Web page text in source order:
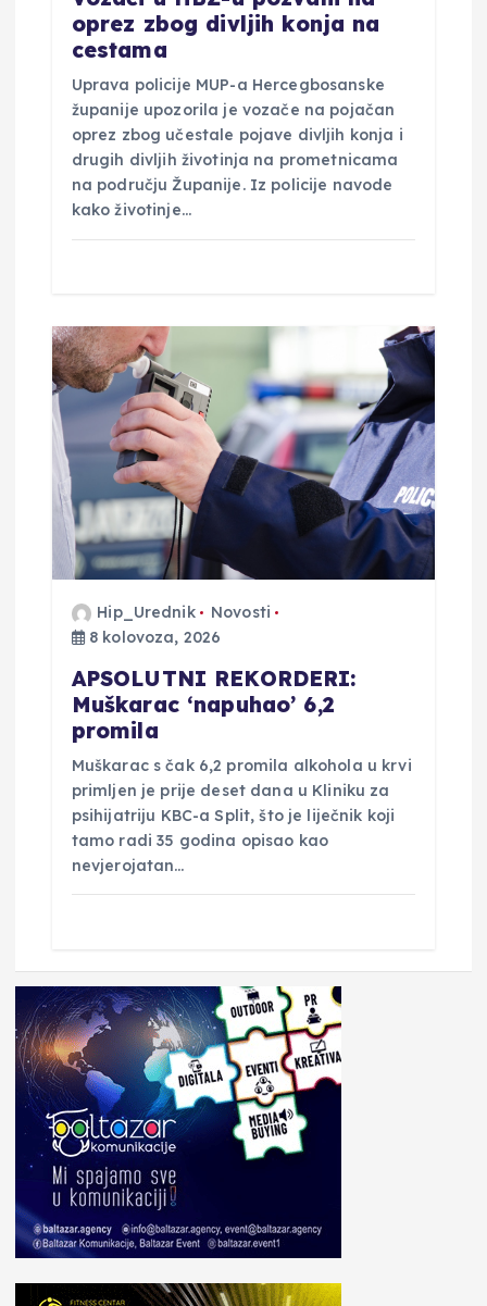
oprez zbog divljih konja na
cestama
Uprava policije MUP-a Hercegbosanske
županije upozorila je vozače na pojačan
oprez zbog učestale pojave divljih konja i
drugih divljih životinja na prometnicama
na području Županije. Iz policije navode
kako životinje…
Hip_Urednik
Novosti
8 kolovoza, 2026
APSOLUTNI REKORDERI:
Muškarac ‘napuhao’ 6,2
promila
Muškarac s čak 6,2 promila alkohola u krvi
primljen je prije deset dana u Kliniku za
psihijatriju KBC-a Split, što je liječnik koji
tamo radi 35 godina opisao kao
nevjerojatan…